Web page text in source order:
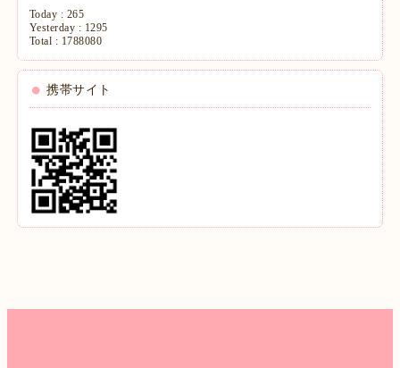
Today : 265
Yesterday : 1295
Total : 1788080
携帯サイト